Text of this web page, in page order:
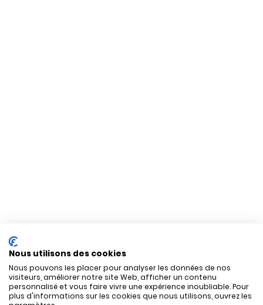
Nous utilisons des cookies
Nous pouvons les placer pour analyser les données de nos
visiteurs, améliorer notre site Web, afficher un contenu
personnalisé et vous faire vivre une expérience inoubliable. Pour
plus d'informations sur les cookies que nous utilisons, ouvrez les